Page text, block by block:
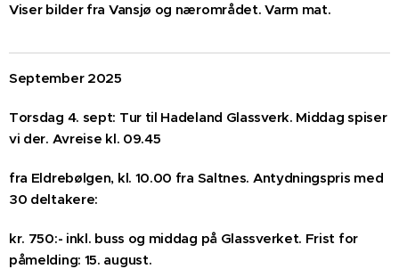
Viser bilder fra Vansjø og nærområdet. Varm mat.
September 2025
Torsdag 4. sept: Tur til Hadeland Glassverk. Middag spiser
vi der. Avreise kl. 09.45
fra Eldrebølgen, kl. 10.00 fra Saltnes. Antydningspris med
30 deltakere:
kr. 750:- inkl. buss og middag på Glassverket. Frist for
påmelding: 15. august.